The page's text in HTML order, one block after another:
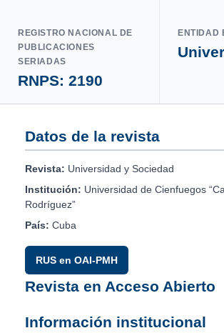
REGISTRO NACIONAL DE
PUBLICACIONES
SERIADAS
RNPS: 2190
ENTIDAD
Datos de la revista
Revista: Universidad y Sociedad
Institución: Universidad de Cienfuegos
Rodríguez”
País: Cuba
RUS en OAI-PMH
Revista en Acceso Abierto
Información institucional